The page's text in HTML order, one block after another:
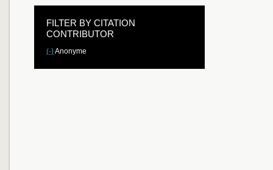
FILTER BY CITATION
CONTRIBUTOR
(-)Anonyme